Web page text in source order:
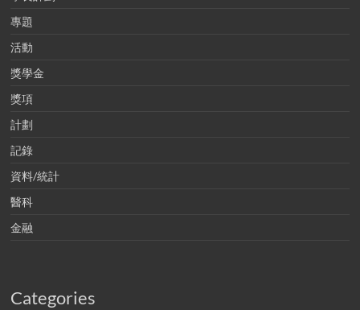
專題
活動
獎學金
獎項
計劃
記錄
資料/統計
醫科
金融
Categories